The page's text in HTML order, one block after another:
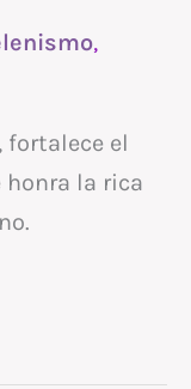
,
fortalece el
la rica